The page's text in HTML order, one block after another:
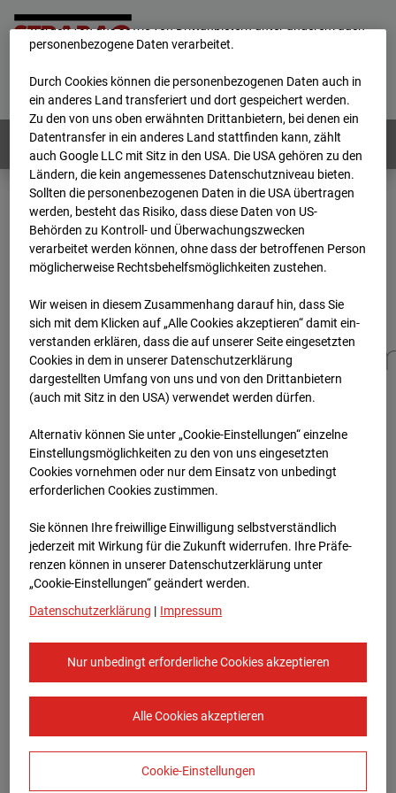
Deutsch / English
Webcams: Alle Länder
Home
Deutschland
BC-173 - BV-Gefahrenabwehrzentrum Oberursel
Archiv
2026 07 08 10:00
BC-173 - BV-
Oberursel
Lahnstraße, 61440 Oberursel
Zur Übersicht
Europe/Berlin
werden von uns sowie von Drittanbietern unter anderem auch
personenbezogene Daten verarbeitet.
Durch Cookies können die personenbezogenen Daten auch in
ein anderes Land transferiert und dort gespeichert werden.
Zu den von uns oben erwähnten Drittanbietern, bei denen ein
Datentransfer in ein anderes Land stattfinden kann, zählt
auch Google LLC mit Sitz in den USA. Die USA gehören zu den
Ländern, die kein angemessenes Datenschutzniveau bieten.
Sollten die personenbezogenen Daten in die USA übertragen
werden, besteht das Risiko, dass diese Daten von US-
Behörden zu Kontroll- und Überwachungszwecken
verarbeitet werden können, ohne dass der betroffenen Person
möglicherweise Rechtsbehelfsmöglichkeiten zustehen.
Wir weisen in diesem Zusammenhang darauf hin, dass Sie
sich mit dem Klicken auf „Alle Cookies akzeptieren“ damit ein­
ver­standen erklären, dass die auf unserer Seite eingesetzten
Cookies in dem in unserer Datenschutzerklärung
dargestellten Umfang von uns und von den Drittanbietern
(auch mit Sitz in den USA) verwendet werden dürfen.
Alternativ können Sie unter „Cookie-Einstellungen“ einzelne
Einstellungsmöglichkeiten zu den von uns eingesetzten
Cookies vornehmen oder nur dem Einsatz von unbedingt
erforderlichen Cookies zustimmen.
Sie können Ihre freiwillige Einwilligung selbstverständlich
jederzeit mit Wirkung für die Zukunft widerrufen. Ihre Prä­fe­
renzen können in unserer Datenschutzerklärung unter
„Cookie-Einstellungen“ geändert werden.
Datenschutzerklärung | Impressum
Nur unbedingt erforderliche Cookies akzeptieren
Alle Cookies akzeptieren
Cookie-Einstellungen